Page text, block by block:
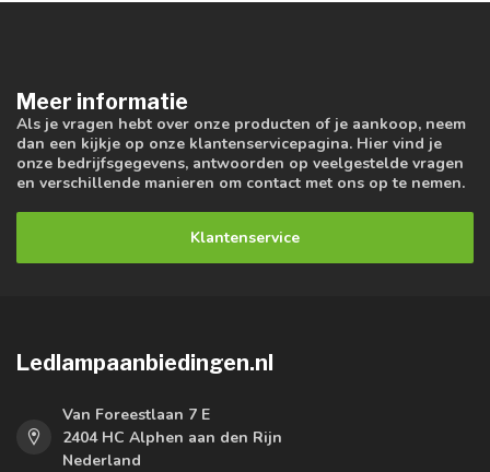
Meer informatie
Als je vragen hebt over onze producten of je aankoop, neem
dan een kijkje op onze klantenservicepagina. Hier vind je
onze bedrijfsgegevens, antwoorden op veelgestelde vragen
en verschillende manieren om contact met ons op te nemen.
Klantenservice
Ledlampaanbiedingen.nl
Van Foreestlaan 7 E
2404 HC Alphen aan den Rijn
Nederland